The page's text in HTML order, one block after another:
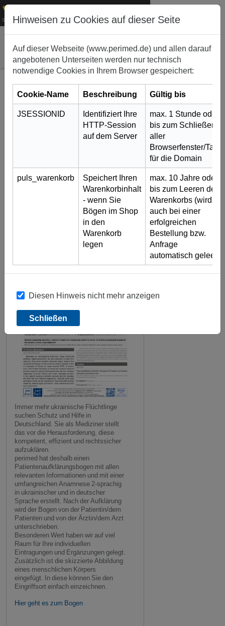
service@perimed.de 1
Ukrainische Flüchtlinge
effizient aufklären
Immer mehr ukrainische Flüchtlinge
suchen Schutz und Hilfe in
Deutschland. Sie als Mediziner stellt
das vor die Herausforderung, diese
kompetent, effizient und rechtssicher
aufzuklären.
perimed hat deshalb einen
Patientenaufklärungsbogen mit allen
relevanten Informationen und mit einer
umfangreichen Anamnese 2‐sprachig
in ukrainischer und in deutscher
Sprache erstellt. Nach der Aufklärung
wird der Bogen von der Patientin/dem
Patienten und von der Ärztin/dem Arzt
unterschrieben.
Besonderen Wert haben wir auf viel
Raum für Ihre individuellen
Eintragungen und Ergänzungen gelegt.
Zusätzlich ist die skizzierte Abbildung
eines menschlichen Körpers
eingefügt. In diese können Sie den
Eingriffsort einfach einzeichnen.
Hier geht es zum Bogen
Hinweisen zu Cookies auf dieser Seite
Auf dieser Webseite (www.perimed.de) und allen darauf
angebotenen Unterseiten werden nur technisch
notwendige Cookies in Ihrem Browser gespeichert:
Cookie-Name Beschreibung
Gültig bis
JSESSIONID
Identifiziert Ihre
HTTP-Session
auf dem Server
max. 1 Stunde oder
bis zum Schließen
aller
Browserfenster/Tabs
für die Domain
puls_warenkorb
Speichert Ihren
Warenkorbinhalt
- wenn Sie
Bögen im Shop
in den
Warenkorb
legen
max. 10 Jahre oder
bis zum Leeren des
Warenkorbs (wird
auch bei einer
erfolgreichen
Bestellung bzw.
Anfrage
automatisch geleert)
Diesen Hinweis nicht mehr anzeigen
Schließen